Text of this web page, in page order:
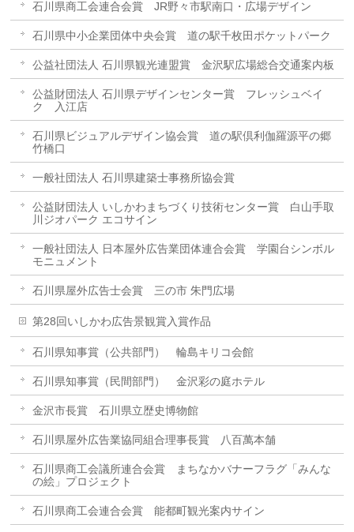
石川県商工会連合会賞 JR野々市駅南口・広場デザイン
石川県中小企業団体中央会賞 道の駅千枚田ポケットパーク
公益社団法人 石川県観光連盟賞 金沢駅広場総合交通案内板
公益財団法人 石川県デザインセンター賞 フレッシュベイ
ク 入江店
石川県ビジュアルデザイン協会賞 道の駅倶利伽羅源平の郷
竹橋口
一般社団法人 石川県建築士事務所協会賞
公益財団法人 いしかわまちづくり技術センター賞 白山手取
川ジオパーク エコサイン
一般社団法人 日本屋外広告業団体連合会賞 学園台シンボル
モニュメント
石川県屋外広告士会賞 三の市 朱門広場
第28回いしかわ広告景観賞入賞作品
石川県知事賞（公共部門） 輪島キリコ会館
石川県知事賞（民間部門） 金沢彩の庭ホテル
金沢市長賞 石川県立歴史博物館
石川県屋外広告業協同組合理事長賞 八百萬本舗
石川県商工会議所連合会賞 まちなかバナーフラグ「みんな
の絵」プロジェクト
石川県商工会連合会賞 能都町観光案内サイン